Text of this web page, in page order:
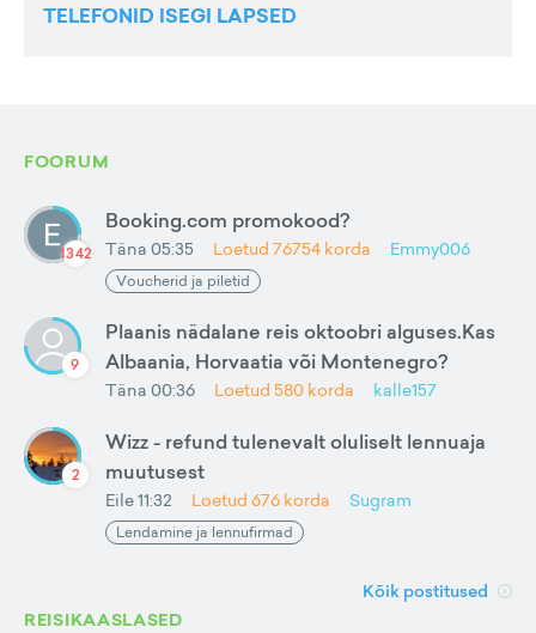
TELEFONID ISEGI LAPSED
FOORUM
1342
Booking.com promokood?
Täna 05:35 Loetud 76754 korda Emmy006
Voucherid ja piletid
9
Plaanis nädalane reis oktoobri alguses.Kas
Albaania, Horvaatia või Montenegro?
Täna 00:36 Loetud 580 korda kalle157
2
Wizz - refund tulenevalt oluliselt lennuaja
muutusest
Eile 11:32 Loetud 676 korda Sugram
Lendamine ja lennufirmad
Kõik postitused
REISIKAASLASED